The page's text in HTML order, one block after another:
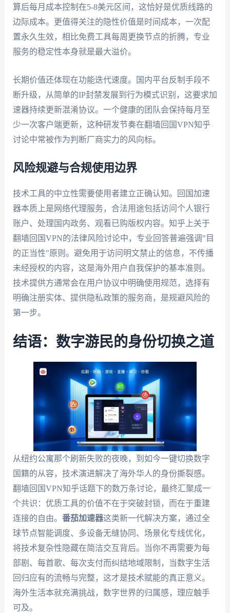
算后每月成本控制在5-8美元区间，这恰好是优质线路的
边际成本。更值得关注的隐性价值是时间成本，一次配
置永久生效，相比免费工具每周更换节点的折腾，专业
服务的稳定性本身就是最大溢价。
长期价值还体现在功能迭代速度。国内平台反制手段不
断升级，从简单的IP封禁发展到行为模式识别，这要求加
速器持续更新混淆协议。一个健康的团队会保持每月至
少一次客户端更新，这种研发节奏在翻墙回国VPN知乎
讨论中常被作为判断厂商实力的风向标。
风险规避与合规使用边界
技术工具的中立性需要使用者建立正确认知。回国加速
器本质上是网络代理服务，合法用途包括访问个人银行
账户、处理国内政务、观看已购版权内容。知乎上关于
翻墙回国VPN的法律风险讨论中，专业回答普遍强调"目
的正当性"原则。避免用于访问明文禁止的信息，不传播
未经授权的内容，这是海外用户自我保护的基本准则。
技术提供方通常会在用户协议中明确使用规范，选择有
明确注册实体、提供隐私政策的服务商，是规避风险的
第一步。
结语：数字游民的身份切换之道
从纽约公寓那个刷新失败的夜晚，到如今一键切换数字
国籍的从容，技术演进解决了海外华人的身份撕裂感。
翻墙回国VPN知乎话题下的数万条讨论，最终汇聚成一
个共识：优质工具的价值不在于突破封锁，而在于重建
连接的自由。 番茄加速器这类新一代解决方案，通过全
球节点智能调度、多设备无缝协同、场景化专线优化，
将技术复杂性隐藏在简洁交互背后。当你不再需要为每
部剧、每首歌、每次支付而纠结地域限制，当数字生活
回归应有的流畅与完整，这才是技术赋能的真正意义。
海外生活本就充满挑战，数字世界的归属感，理应触手
可及。